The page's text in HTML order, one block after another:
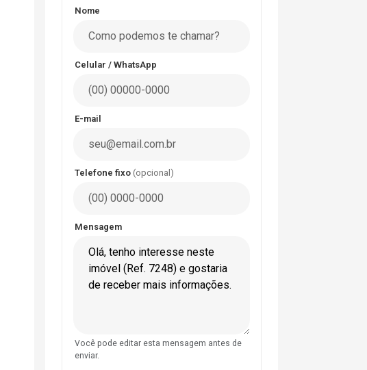
Nome
Celular / WhatsApp
E-mail
Telefone fixo (opcional)
Mensagem
Você pode editar esta mensagem antes de
enviar.